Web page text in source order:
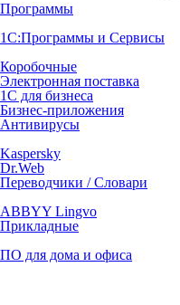
Программы
1С:Программы и Сервисы
Коробочные
Электронная поставка
1С для бизнеса
Бизнес-приложения
Антивирусы
Kaspersky
Dr.Web
Переводчики / Словари
ABBYY Lingvo
Прикладные
ПО для дома и офиса